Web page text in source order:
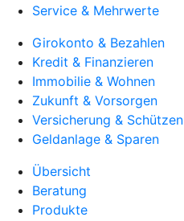
Service & Mehrwerte
Girokonto & Bezahlen
Kredit & Finanzieren
Immobilie & Wohnen
Zukunft & Vorsorgen
Versicherung & Schützen
Geldanlage & Sparen
Übersicht
Beratung
Produkte